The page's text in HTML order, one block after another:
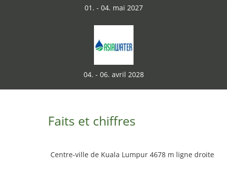
01. - 04. mai 2027
04. - 06. avril 2028
Faits et chiffres
Centre-ville de Kuala Lumpur 4678 m ligne droite